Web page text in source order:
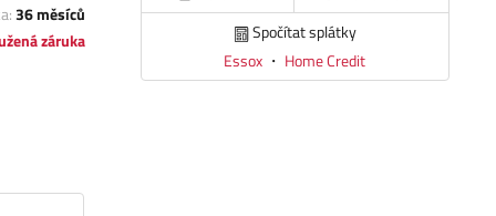
Spočítat splátky
Essox ・ Home Credit
36 měsíců
záruka